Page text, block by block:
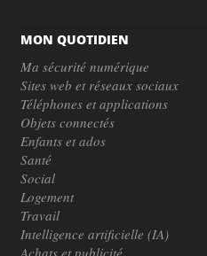
MON QUOTIDIEN
Ma sécurité numérique
Sites web et réseaux sociaux
Téléphones et applications
Objets connectés
Enfants et ados
Santé
Social
Logement
Travail
Intelligence artificielle (IA)